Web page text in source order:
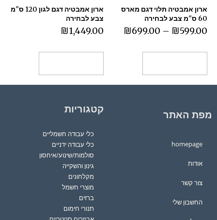
ארון אמבטיה תלוי דגם מארס
60 ס"מ צבע לבחירה
₪599.00
–
₪699.00
ארון אמבטיה דגם לגון 120 ס"מ
צבע לבחירה
₪1,449.00
מפת האתר
homepage
אודות
צור קשר
החשבון שלי
קטגוריות
כלי עבודה חשמליים
כלי עבודה ידניים
סולמות/שינוע/איחסון
גינון והשקייה
מקלחונים
מוצרי חשמל
ברזים
תנורי חימום